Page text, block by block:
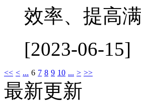
效率、提高
[2023-06-15]
<< < ... 6 7 8 9 10 ... > >>
最新更新